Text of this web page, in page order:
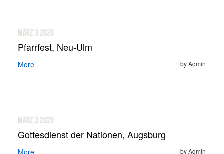
Kirche
Ukrainische griechisch-katholische Kirche in Neu-Ulm
Gallerie
März 3 2020
Pfarrfest, Neu-Ulm
More by Admin
März 3 2020
Gottesdienst der Nationen, Augsburg
More by Admin